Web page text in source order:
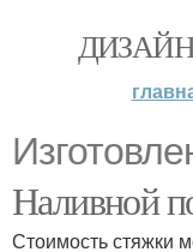
ДИЗАЙН
Наливной
Стоимость стяжки